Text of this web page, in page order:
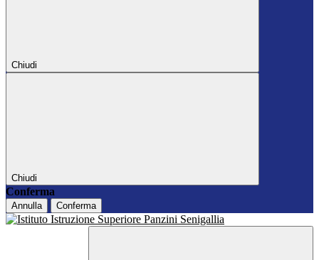
Chiudi
Chiudi
Conferma
Annulla Conferma